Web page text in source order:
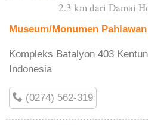
2.3 km dari Damai
Museum/Monumen
Kompleks Batalyon 403
Indonesia
(0274) 562-319